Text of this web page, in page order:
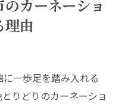
カーネーショ
理由
一歩足を踏み入れる
りどりのカーネーショ